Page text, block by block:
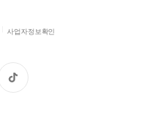
사업자정보확인
틱
톡